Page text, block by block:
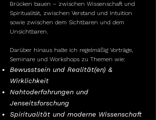
Brücken bauen – zwischen Wissenschaft und
Spiritualität, zwischen Verstand und Intuition
sowie zwischen dem Sichtbaren und dem
Unsichtbaren.
Darüber hinaus halte ich regelmäßig Vorträge,
Seminare und Workshops zu Themen wie:
Bewusstsein und Realität(en) &
Wirklichkeit
Nahtoderfahrungen und
Jenseitsforschung
Spiritualität und moderne Wissenschaft